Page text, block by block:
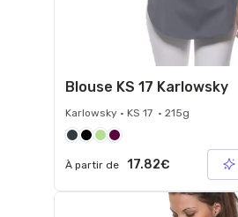
Blouse KS 17 Karlowsky
Karlowsky • KS 17 • 215g
À partir de 17.82€